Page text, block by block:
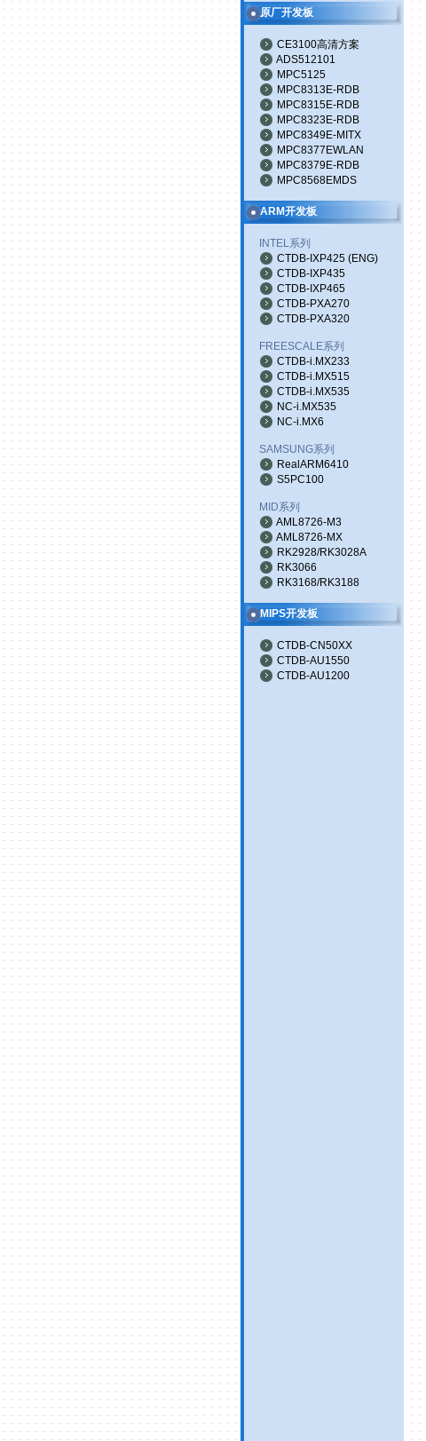
原厂开发板
CE3100高清方案
ADS512101
MPC5125
MPC8313E-RDB
MPC8315E-RDB
MPC8323E-RDB
MPC8349E-MITX
MPC8377EWLAN
MPC8379E-RDB
MPC8568EMDS
ARM开发板
INTEL系列
CTDB-IXP425(ENG)
CTDB-IXP435
CTDB-IXP465
CTDB-PXA270
CTDB-PXA320
FREESCALE系列
CTDB-i.MX233
CTDB-i.MX515
CTDB-i.MX535
NC-i.MX535
NC-i.MX6
SAMSUNG系列
RealARM6410
S5PC100
MID系列
AML8726-M3
AML8726-MX
RK2928/RK3028A
RK3066
RK3168/RK3188
MIPS开发板
CTDB-CN50XX
CTDB-AU1550
CTDB-AU1200